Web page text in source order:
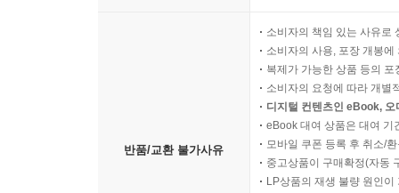
반품/교환 불가사유
소비자의 책임 있는 사유로
소비자의 사용, 포장 개봉
복제가 가능한 상품 등의
소비자의 요청에 따라 개별
디지털 컨텐츠인 eBook,
eBook 대여 상품은 대여 기
모바일 쿠폰 등록 후 취소/
중고상품이 구매확정(자동
LP상품의 재생 불량 원인